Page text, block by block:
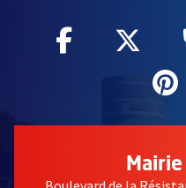
Facebook
, Ouvre ,